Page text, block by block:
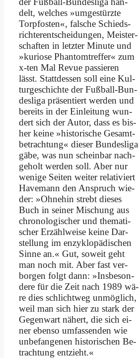
delt, wel­ches »um­ge­stürz­te
Tor­pfo­sten«, fal­sche Schieds­
rich­ter­ent­schei­dun­gen, Mei­ster­
schaf­ten in letz­ter Mi­nu­te und
»ku­rio­se Phan­tom­tref­fer« zum
x‑ten Mal Re­vue pas­sie­ren
lässt. Statt­des­sen soll ei­ne Kul­
tur­ge­schich­te der Fuß­ball-Bun­
des­li­ga prä­sen­tiert wer­den und
be­reits in der Ein­leitung wun­
dert sich der Au­tor, dass es bis­
her kei­ne »his­torische Ge­samt­
be­trach­tung« die­ser Bun­des­li­ga
gä­be, was nun schein­bar nach­
ge­holt wer­den soll. Aber nur
we­ni­ge Sei­ten wei­ter re­la­ti­viert
Ha­ve­mann den An­spruch wie­
der: »Oh­ne­hin strebt die­ses
Buch in sei­ner Mi­schung aus
chro­no­lo­gi­scher und the­ma­ti­
scher Er­zähl­wei­se kei­ne Dar­
stel­lung im en­zy­klo­pä­di­schen
Sin­ne an.« Gut, so­weit geht
man noch mit. Aber fast ver­
bor­gen folgt dann: »Ins­be­son­
de­re für die Zeit nach 1989 wä­
re dies schlicht­weg un­mög­lich,
weil man sich hier zu stark der
Ge­gen­wart nä­hert, die sich ei­
ner eben­so um­fas­sen­den wie
un­be­fan­ge­nen hi­sto­ri­schen Be­
trach­tung ent­zieht.«